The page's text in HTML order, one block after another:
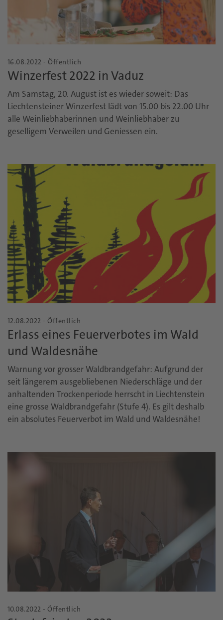
16.08.2022 - Öffentlich
Winzerfest 2022 in Vaduz
Am Samstag, 20. August ist es wieder soweit: Das
Liechtensteiner Winzerfest lädt von 15.00 bis 22.00 Uhr
alle Weinliebhaberinnen und Weinliebhaber zu
geselligem Verweilen und Geniessen ein.
12.08.2022 - Öffentlich
Erlass eines Feuerverbotes im Wald
und Waldesnähe
Warnung vor grosser Waldbrandgefahr: Aufgrund der
seit längerem ausgebliebenen Niederschläge und der
anhaltenden Trockenperiode herrscht in Liechtenstein
eine grosse Waldbrandgefahr (Stufe 4). Es gilt deshalb
ein absolutes Feuerverbot im Wald und Waldesnähe!
10.08.2022 - Öffentlich